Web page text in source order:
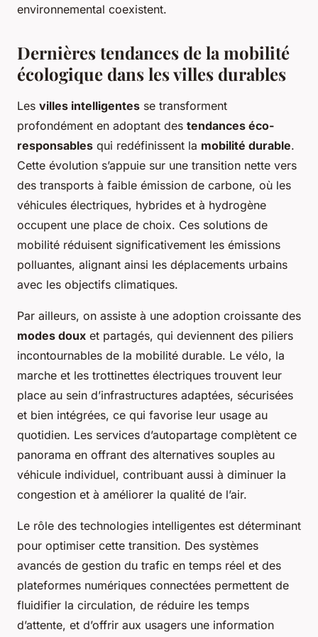
environnemental coexistent.
Dernières tendances de la mobilité
écologique dans les villes durables
Les villes intelligentes se transforment
profondément en adoptant des tendances éco-
responsables qui redéfinissent la mobilité durable.
Cette évolution s’appuie sur une transition nette vers
des transports à faible émission de carbone, où les
véhicules électriques, hybrides et à hydrogène
occupent une place de choix. Ces solutions de
mobilité réduisent significativement les émissions
polluantes, alignant ainsi les déplacements urbains
avec les objectifs climatiques.
Par ailleurs, on assiste à une adoption croissante des
modes doux et partagés, qui deviennent des piliers
incontournables de la mobilité durable. Le vélo, la
marche et les trottinettes électriques trouvent leur
place au sein d’infrastructures adaptées, sécurisées
et bien intégrées, ce qui favorise leur usage au
quotidien. Les services d’autopartage complètent ce
panorama en offrant des alternatives souples au
véhicule individuel, contribuant aussi à diminuer la
congestion et à améliorer la qualité de l’air.
Le rôle des technologies intelligentes est déterminant
pour optimiser cette transition. Des systèmes
avancés de gestion du trafic en temps réel et des
plateformes numériques connectées permettent de
fluidifier la circulation, de réduire les temps
d’attente, et d’offrir aux usagers une information